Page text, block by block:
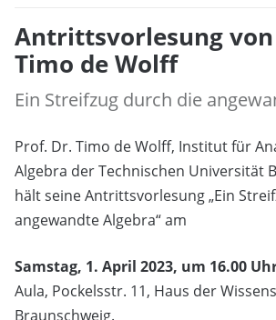
Antrittsvorlesung von
Timo de Wolff
Ein Streifzug durch die
Prof. Dr. Timo de Wolff, Institut für
Algebra der Technischen Universität
hält seine Antrittsvorlesung „Ein
angewandte Algebra“ am
Samstag, 1. April 2023, um 16.00
Aula, Pockelsstr. 11, Haus der
Braunschweig.